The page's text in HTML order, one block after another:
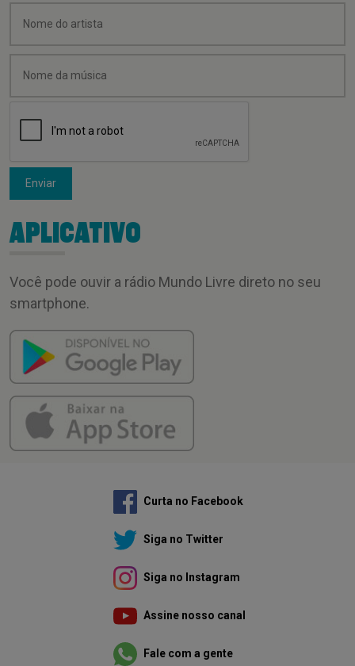
Enviar
APLICATIVO
Você pode ouvir a rádio Mundo Livre direto no seu
smartphone.
Curta no Facebook
Siga no Twitter
Siga no Instagram
Assine nosso canal
Fale com a gente